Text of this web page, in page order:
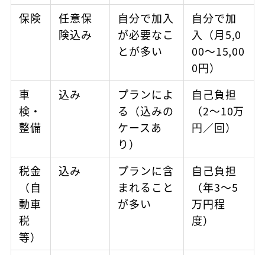
保険
任意保
険込み
自分で加入
が必要なこ
とが多い
自分で加
入（月5,0
00〜15,00
0円）
車
検・
整備
込み
プランによ
る（込みの
ケースあ
り）
自己負担
（2〜10万
円／回）
税金
（自
動車
税
等）
込み
プランに含
まれること
が多い
自己負担
（年3〜5
万円程
度）